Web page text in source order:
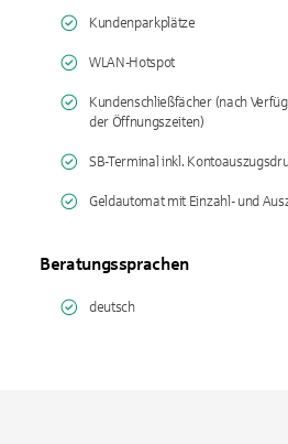
Kundenparkplätze
WLAN-Hotspot
Kundenschließfächer (nach
der Öffnungszeiten)
SB-Terminal inkl.
Geldautomat mit Einzahl- und
Beratungssprachen
deutsch